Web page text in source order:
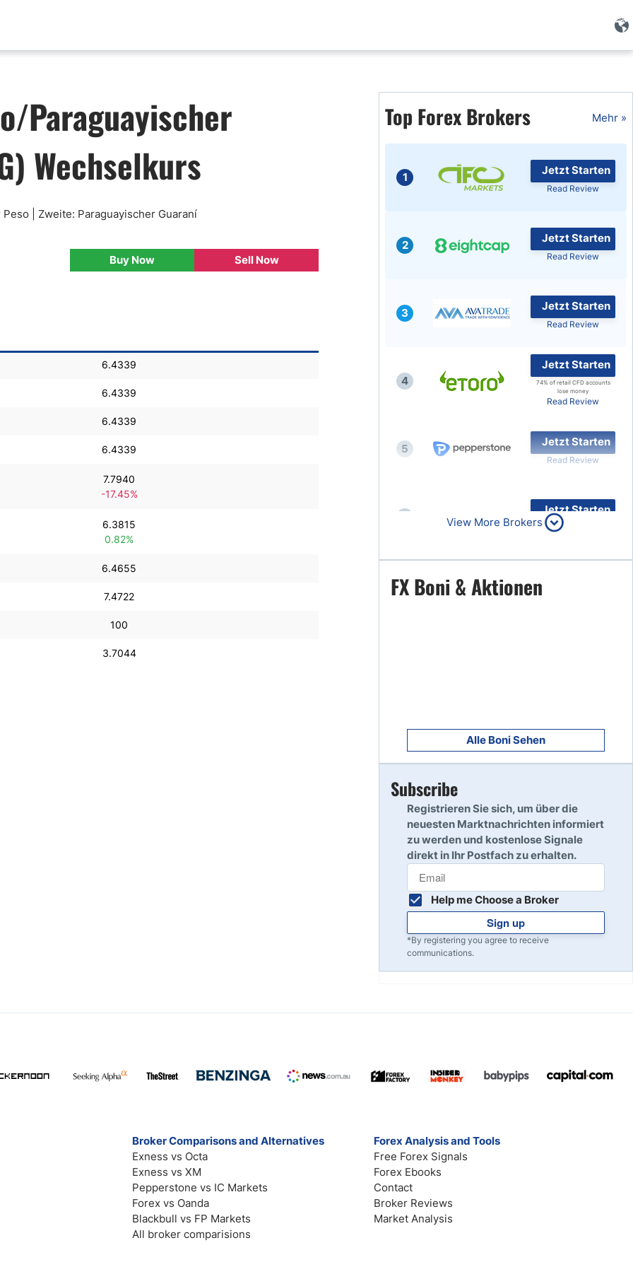
News
Analyse
FX Signale
Di Base Forex
GBP-USD
Bitcoin-USD
Islamischer Forex
Paraguayischer
Wechselkurs
| Zweite: Paraguayischer Guaraní
Buy Now Sell Now
6.4339
6.4339
6.4339
6.4339
7.7940
-17.45%
6.3815
0.82%
6.4655
7.4722
100
3.7044
Top Forex Brokers Mehr »
1
Jetzt Starten
Read Review
2
Jetzt Starten
Read Review
3
Jetzt Starten
Read Review
4
Jetzt Starten
74% of retail CFD accounts
lose money
Read Review
5
Jetzt Starten
Read Review
Jetzt Starten
Read Review
7
10
View More Brokers
FX Boni & Aktionen
Alle Boni Sehen
Subscribe
Registrieren Sie sich, um über die
neuesten Marktnachrichten informiert
zu werden und kostenlose Signale
direkt in Ihr Postfach zu erhalten.
Help me Choose a Broker
Sign up
*By registering you agree to receive
communications.
Broker Comparisons and Alternatives
Exness vs Octa
Exness vs XM
Pepperstone vs IC Markets
Forex vs Oanda
Blackbull vs FP Markets
All broker comparisions
Forex Analysis and Tools
Free Forex Signals
Forex Ebooks
Contact
Broker Reviews
Market Analysis